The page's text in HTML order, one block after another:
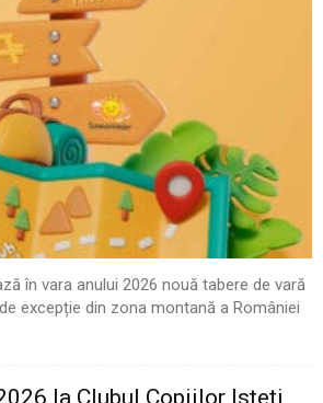
în vara anului 2026 nouă tabere de vară
excepție din zona montană a României
la Clubul Copiilor Isteți